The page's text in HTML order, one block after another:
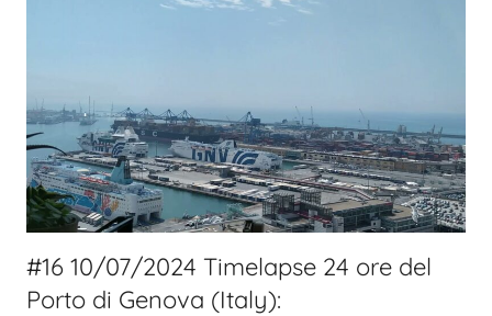
#16 10/07/2024 Timelapse 24 ore del
Porto di Genova (Italy):